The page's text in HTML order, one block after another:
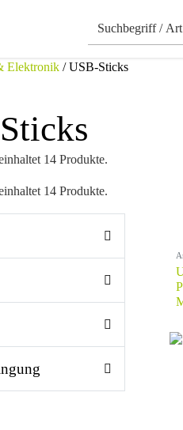
Elektronik / USB-Sticks
14 Produkte.
14 Produkte.